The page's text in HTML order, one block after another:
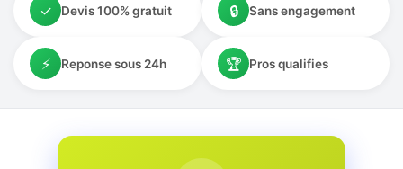
✓ Devis 100% gratuit 🔒 Sans engagement
⚡ Reponse sous 24h 🏆 Pros qualifies